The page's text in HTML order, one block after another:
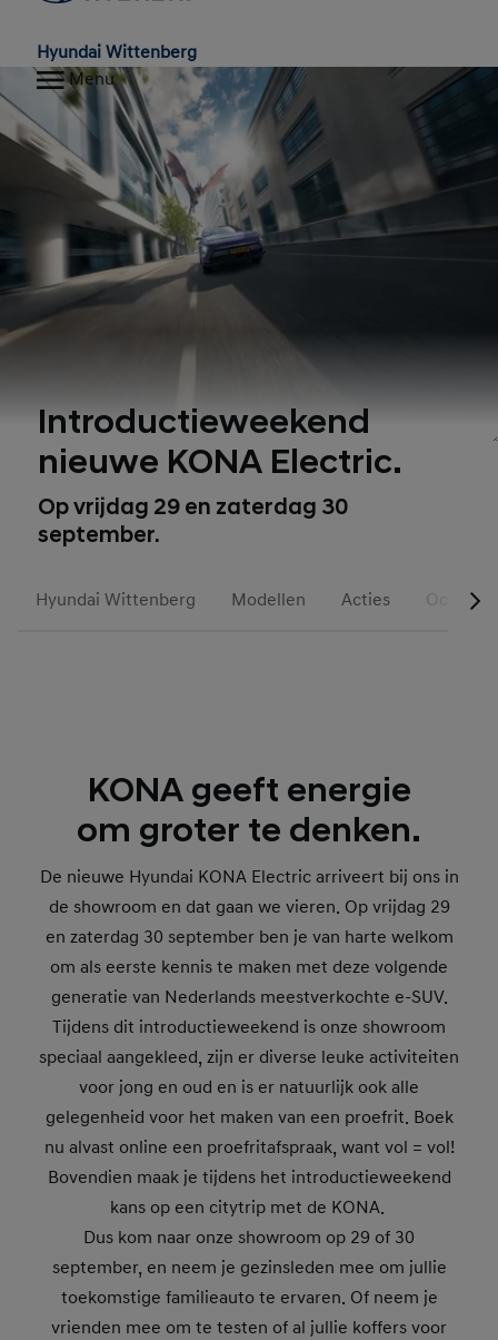
Hyundai Wittenberg
Menu
Introductieweekend
nieuwe KONA Electric.
Op vrijdag 29 en zaterdag 30
september.
Hyundai Wittenberg Modellen Acties
KONA geeft energie
om groter te denken.
De nieuwe Hyundai KONA Electric arriveert bij ons in
de showroom en dat gaan we vieren. Op vrijdag 29
en zaterdag 30 september ben je van harte welkom
om als eerste kennis te maken met deze volgende
generatie van Nederlands meestverkochte e-SUV.
Tijdens dit introductieweekend is onze showroom
speciaal aangekleed, zijn er diverse leuke activiteiten
voor jong en oud en is er natuurlijk ook alle
gelegenheid voor het maken van een proefrit. Boek
nu alvast online een proefritafspraak, want vol = vol!
Bovendien maak je tijdens het introductieweekend
kans op een citytrip met de KONA.
Dus kom naar onze showroom op 29 of 30
september, en neem je gezinsleden mee om jullie
toekomstige familieauto te ervaren. Of neem je
vrienden mee om te testen of al jullie koffers voor